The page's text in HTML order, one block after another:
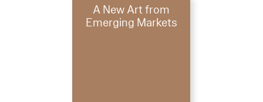
A New Art from
Emerging Markets